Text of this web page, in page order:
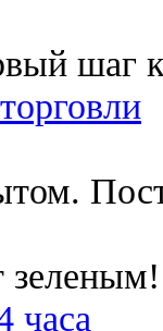
шаг
зеленым!
часа